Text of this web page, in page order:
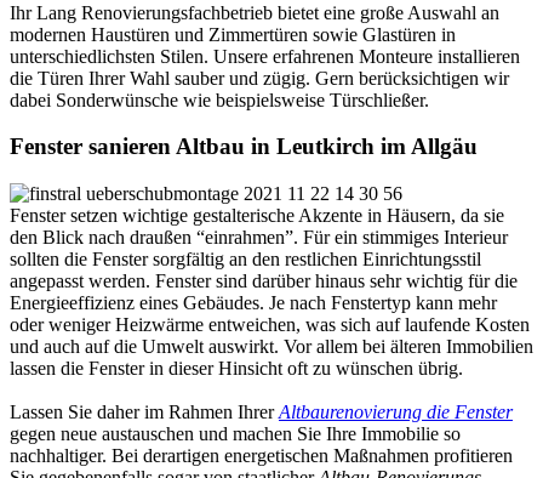
Ihr Lang Renovierungsfachbetrieb bietet eine große Auswahl an
modernen Haustüren und Zimmertüren sowie Glastüren in
unterschiedlichsten Stilen. Unsere erfahrenen Monteure installieren
die Türen Ihrer Wahl sauber und zügig. Gern berücksichtigen wir
dabei Sonderwünsche wie beispielsweise Türschließer.
Fenster sanieren Altbau in Leutkirch im Allgäu
Fenster setzen wichtige gestalterische Akzente in Häusern, da sie
den Blick nach draußen “einrahmen”. Für ein stimmiges Interieur
sollten die Fenster sorgfältig an den restlichen Einrichtungsstil
angepasst werden. Fenster sind darüber hinaus sehr wichtig für die
Energieeffizienz eines Gebäudes. Je nach Fenstertyp kann mehr
oder weniger Heizwärme entweichen, was sich auf laufende Kosten
und auch auf die Umwelt auswirkt. Vor allem bei älteren Immobilien
lassen die Fenster in dieser Hinsicht oft zu wünschen übrig.
Lassen Sie daher im Rahmen IhrerAltbaurenovierung die Fenster
gegen neue austauschen und machen Sie Ihre Immobilie so
nachhaltiger. Bei derartigen energetischen Maßnahmen profitieren